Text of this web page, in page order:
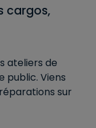
cargos,
ateliers de
public. Viens
sur